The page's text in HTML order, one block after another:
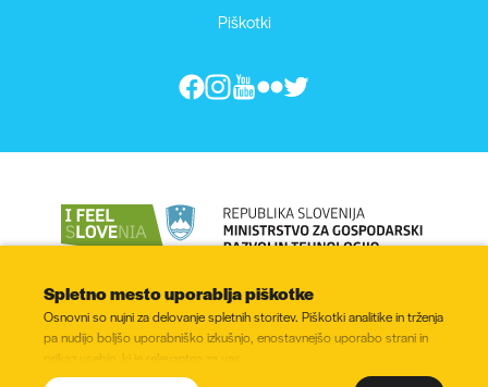
Piškotki
Spletno mesto uporablja piškotke
Osnovni so nujni za delovanje spletnih storitev. Piškotki analitike in trženja
pa nudijo boljšo uporabniško izkušnjo, enostavnejšo uporabo strani in
prikaz vsebin, ki je relevantna za vas.